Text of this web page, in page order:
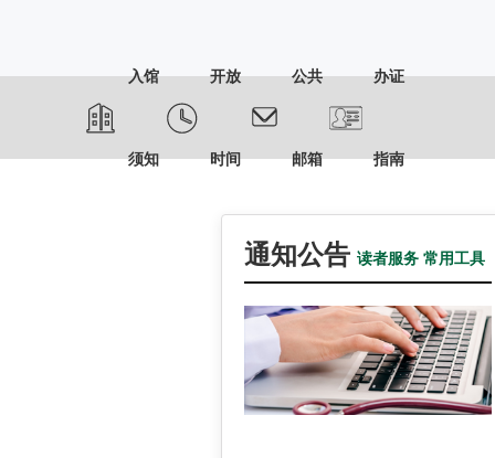
入馆
须知
开放
时间
公共
邮箱
办证
指南
通知公告 读者服务 常用工具